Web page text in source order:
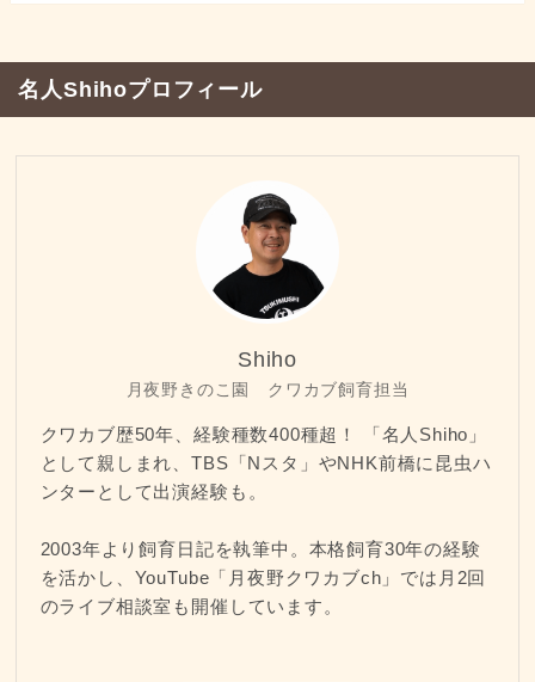
名人Shihoプロフィール
Shiho
月夜野きのこ園 クワカブ飼育担当
クワカブ歴50年、経験種数400種超！ 「名人Shiho」
として親しまれ、TBS「Nスタ」やNHK前橋に昆虫ハ
ンターとして出演経験も。
2003年より飼育日記を執筆中。本格飼育30年の経験
を活かし、YouTube「月夜野クワカブch」では月2回
のライブ相談室も開催しています。